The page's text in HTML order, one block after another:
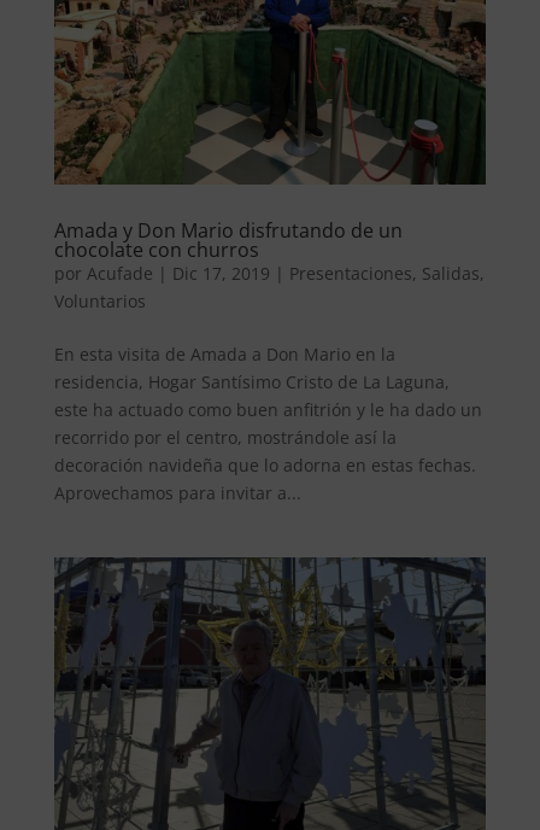
Amada y Don Mario disfrutando de un
chocolate con churros
por Acufade | Dic 17, 2019 | Presentaciones, Salidas,
Voluntarios
En esta visita de Amada a Don Mario en la
residencia, Hogar Santísimo Cristo de La Laguna,
este ha actuado como buen anfitrión y le ha dado un
recorrido por el centro, mostrándole así la
decoración navideña que lo adorna en estas fechas.
Aprovechamos para invitar a...